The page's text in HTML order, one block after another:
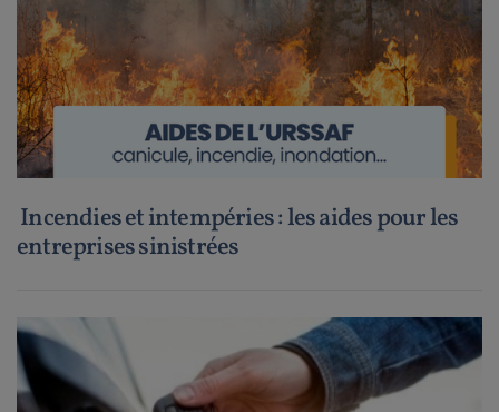
Incendies et intempéries : les aides pour les
entreprises sinistrées